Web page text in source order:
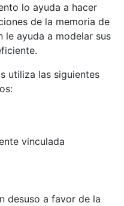
lo ayuda a hacer
de la memoria de
le ayuda a modelar sus
utiliza las siguientes
vinculada
desuso a favor de la